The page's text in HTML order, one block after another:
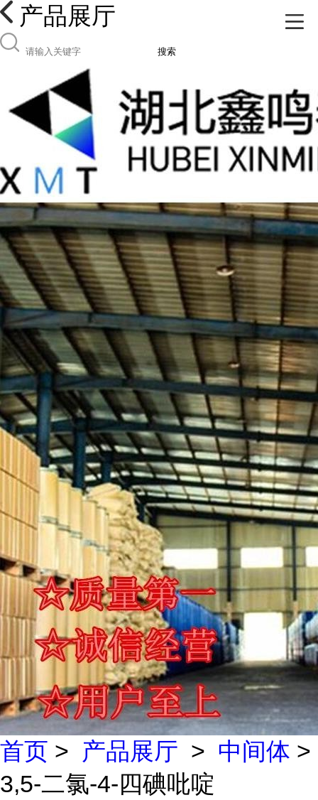
产品展厅
搜索
首页 > 产品展厅 > 中间体 >
3,5-二氯-4-四碘吡啶